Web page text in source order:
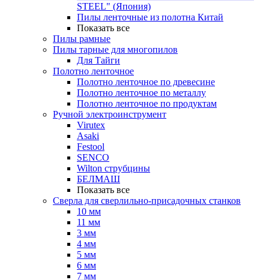
STEEL" (Япония)
Пилы ленточные из полотна Китай
Показать все
Пилы рамные
Пилы тарные для многопилов
Для Тайги
Полотно ленточное
Полотно ленточное по древесине
Полотно ленточное по металлу
Полотно ленточное по продуктам
Ручной электроинструмент
Virutex
Asaki
Festool
SENCO
Wilton струбцины
БЕЛМАШ
Показать все
Сверла для сверлильно-присадочных станков
10 мм
11 мм
3 мм
4 мм
5 мм
6 мм
7 мм